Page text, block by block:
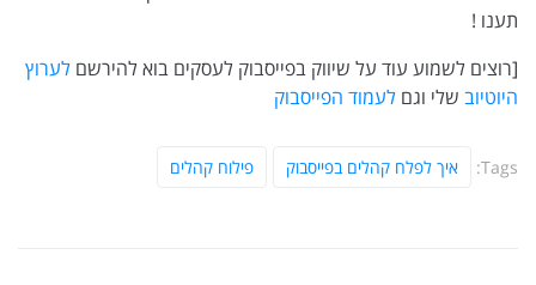
תענו !
[רוצים לשמוע עוד על שיווק בפייסבוק לעסקים בוא להירשם לערוץ
היוטיוב שלי וגם לעמוד הפייסבוק
Tags: איך לפלח קהלים בפייסבוק פילוח קהלים